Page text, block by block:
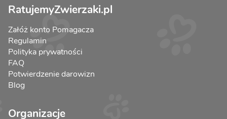
RatujemyZwierzaki.pl
Załóż konto Pomagacza
Regulamin
Polityka prywatności
FAQ
Potwierdzenie darowizn
Blog
Organizacje